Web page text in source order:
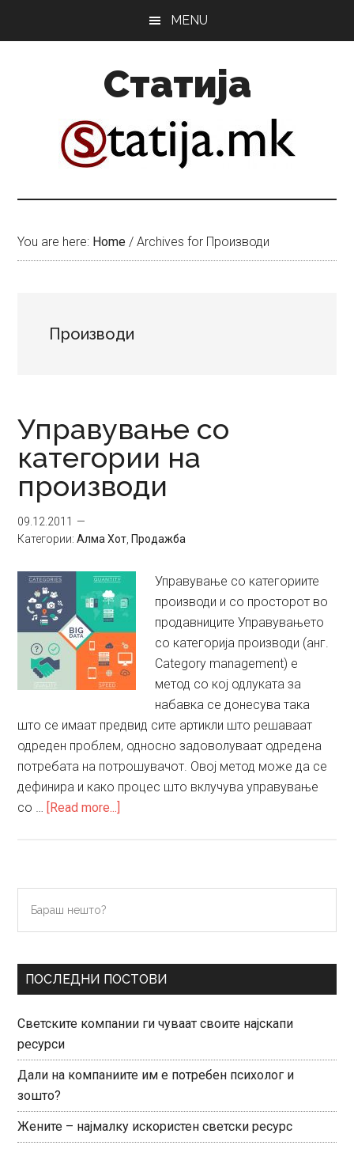
MENU
Статија
You are here: Home / Archives for Производи
Производи
Управување со
категории на
производи
09.12.2011
Категории:Алма Хот Продажба
Управување со категориите
производи и со просторот во
продавниците Управувањето
со категорија производи (анг.
Category management) е
метод со кој одлуката за
набавка се донесува така
што се имаат предвид сите артикли што решаваат
одреден проблем, односно задоволуваат одредена
потребата на потрошувачот. Овој метод може да се
дефинира и како процес што вклучува управување
со … [Read more...]
на
Primary
Sidebar
нешто?
ПОСЛЕДНИ ПОСТОВИ
Светските компании ги чуваат своите најскапи
ресурси
Дали на компаниите им е потребен психолог и
зошто?
Жените – најмалку искористен светски ресурс